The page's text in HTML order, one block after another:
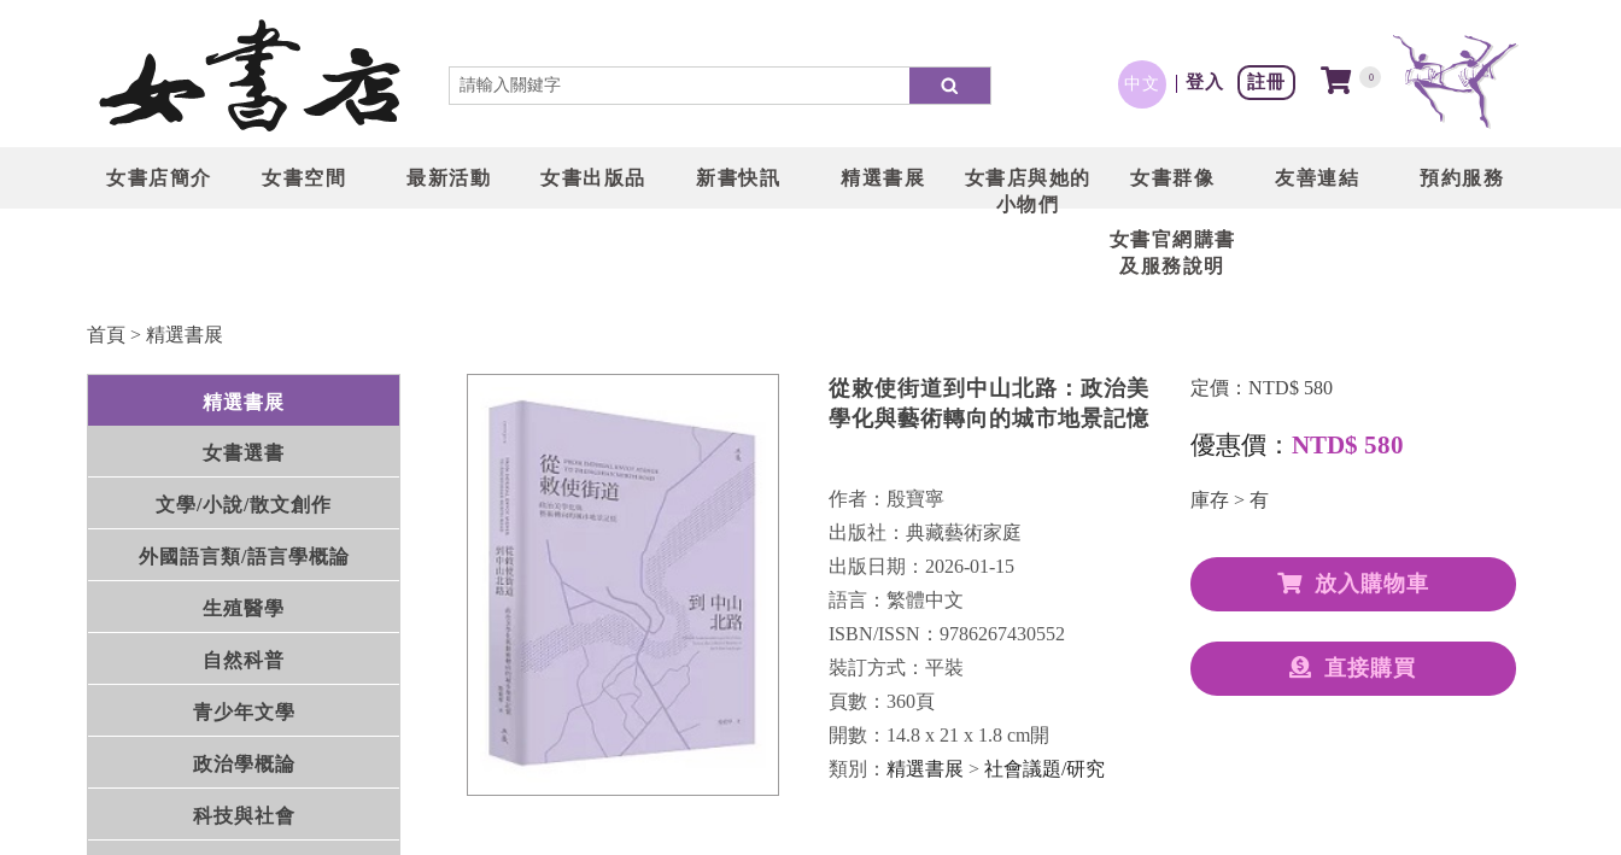
中文 登入 註冊 0
女書店簡介 女書空間 最新活動 女書出版品 新書快訊 精選書展
女書店與她的
小物們
女書群像 友善連結 預約服務
女書官網購書
及服務說明
首頁 > 精選書展
精選書展
女書選書
文學/小說/散文創作
外國語言類/語言學概論
生殖醫學
自然科普
青少年文學
政治學概論
科技與社會
從敕使街道到中山北路：政治美
學化與藝術轉向的城市地景記憶
作者：殷寶寧
出版社：典藏藝術家庭
出版日期：2026-01-15
語言：繁體中文
ISBN/ISSN：9786267430552
裝訂方式：平裝
頁數：360頁
開數：14.8 x 21 x 1.8 cm開
類別： 精選書展 > 社會議題/研究
定價：NTD$ 580
優惠價： NTD$ 580
庫存 > 有
放入購物車
直接購買